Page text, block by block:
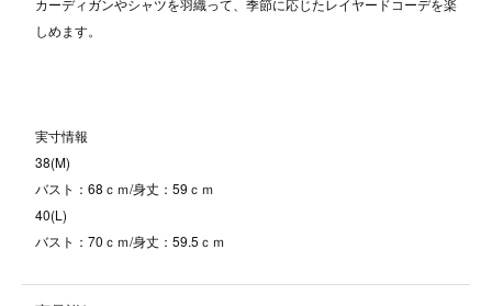
カーディガンやシャツを羽織って、季節に応じたレイヤードコーデを楽
しめます。
実寸情報
38(M)
バスト：68ｃｍ/身丈：59ｃｍ
40(L)
バスト：70ｃｍ/身丈：59.5ｃｍ